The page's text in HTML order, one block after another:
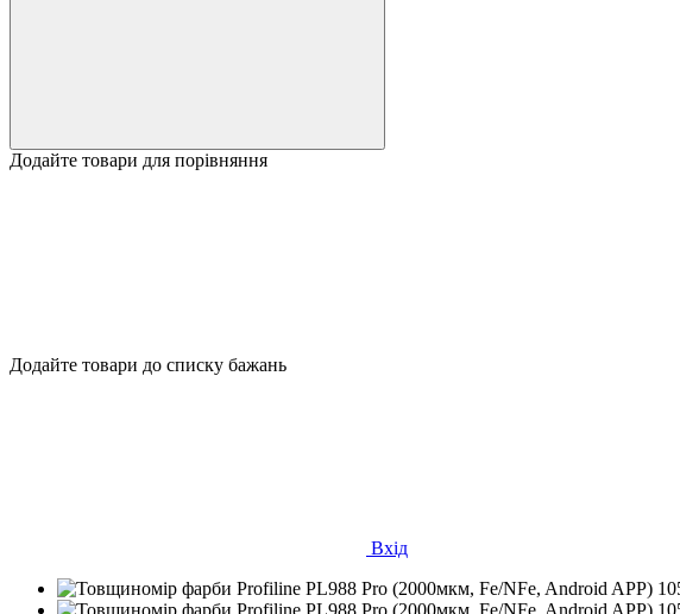
Додайте товари для порівняння
Додайте товари до списку бажань
Вхід